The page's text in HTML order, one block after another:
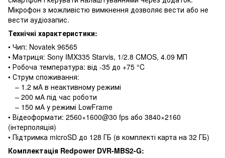
Мікрофон з можливістю вимкнення дозволяє вести або не
вести аудіозапис.
Технічні характеристики:
• Чип: Novatek 96565
• Матриця: Sony IMX335 Starvis, 1/2.8 CMOS, 4.09 МП
• Робоча температура: від -35 до +75 °C
• Струм споживання:
– 1.2 мА в неактивному режимі
– 200 мА під час роботи
– 150 мА у режимі LowFrame
• Відеоформати: 2560×1600@30 fps або 3840×2160
(інтерполяція)
• Підтримка microSD до 128 ГБ (в комплекті карта на 32 ГБ)
Комплектація Redpower DVR-MBS2-G: